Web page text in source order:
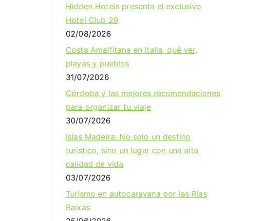
Hidden Hotels presenta el exclusivo
Hotel Club 29
02/08/2026
Costa Amalfitana en Italia, qué ver,
playas y pueblos
31/07/2026
Córdoba y las mejores recomendaciones
para organizar tu viaje
30/07/2026
Islas Madeira: No solo un destino
turístico, sino un lugar con una alta
calidad de vida
03/07/2026
Turismo en autocaravana por las Rías
Baixas